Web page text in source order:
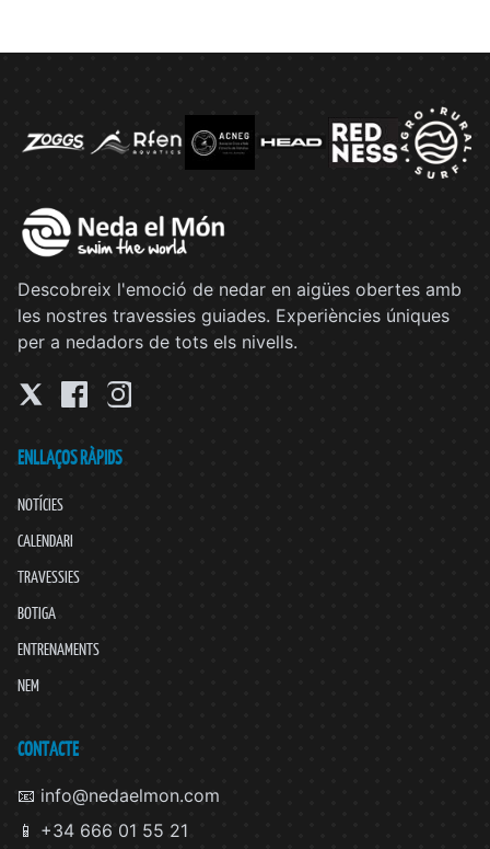
Descobreix l'emoció de nedar en aigües obertes amb
les nostres travessies guiades. Experiències úniques
per a nedadors de tots els nivells.
ENLLAÇOS RÀPIDS
NOTÍCIES
CALENDARI
TRAVESSIES
BOTIGA
ENTRENAMENTS
NEM
CONTACTE
📧 info@nedaelmon.com
📱 +34 666 01 55 21